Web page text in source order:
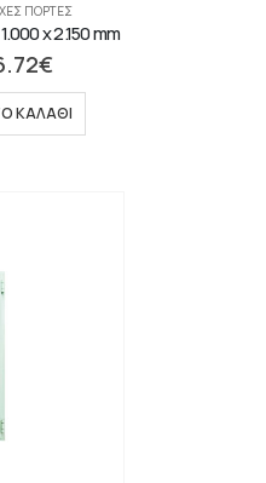
ΠΌΡΤΕΣ
x 2.150 mm
€
ΚΑΛΆΘΙ